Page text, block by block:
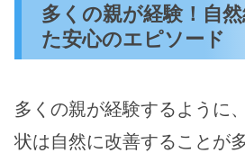
多くの親が経験！自
た安心のエピソード
多くの親が経験するように
状は自然に改善することが